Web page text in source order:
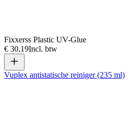
Fixxerss Plastic UV-Glue
€ 30,19Incl. btw
Vuplex antistatische reiniger (235 ml)